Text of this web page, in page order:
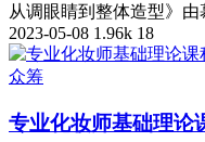
从调眼睛到整体造型》
2023-05-08 1.96k 18
众筹
专业化妆师基础理论